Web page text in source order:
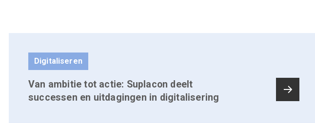
Digitaliseren
Van ambitie tot actie: Suplacon deelt
successen en uitdagingen in digitalisering